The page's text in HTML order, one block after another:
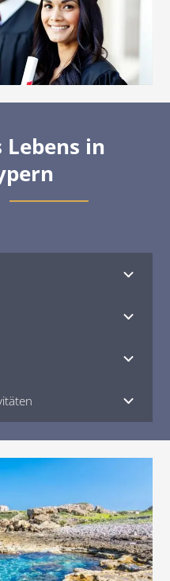
Standards.
und moderate
soziale, kulturelle und
vorhanden
der Familie des
in